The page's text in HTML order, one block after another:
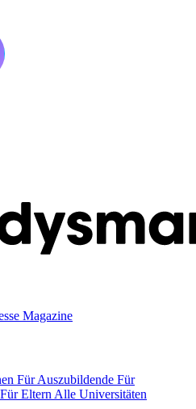
Magazine
Für Auszubildende Für
Für Eltern Alle Universitäten